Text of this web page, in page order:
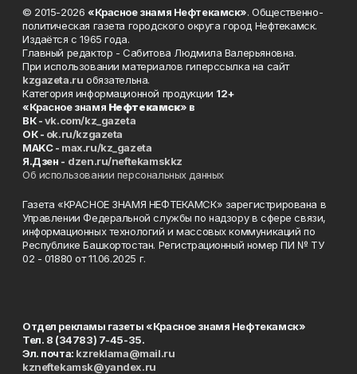
© 2015-2026 «Красное знамя Нефтекамск». Общественно-
политическая газета городского округа город Нефтекамск.
Издаётся с 1965 года.
Главный редактор - Сабитова Людмила Валерьяновна.
При использовании материалов гиперссылка на сайт
kzgazeta.ru обязательна.
Категория информационной продукции 12+
«Красное знамя Нефтекамск» в
ВК -vk.com/kz_gazeta
ОК - ok.ru/kzgazeta
MAKC - max.ru/kz_gazeta
Я.Дзен - dzen.ru/neftekamskkz
Об использовании персональных данных
Газета «КРАСНОЕ ЗНАМЯ НЕФТЕКАМСК» зарегистрирована в
Управлении Федеральной службы по надзору в сфере связи,
информационных технологий и массовых коммуникаций по
Республике Башкортостан. Регистрационный номер ПИ № ТУ
02 - 01880 от 11.06.2025 г.
Отдел рекламы газеты «Красное знамя Нефтекамск»
Тел. 8 (34783) 7-45-35.
Эл. почта: kzreklama@mail.ru
kzneftekamsk@yandex.ru